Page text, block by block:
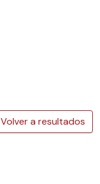
Volver a resultados